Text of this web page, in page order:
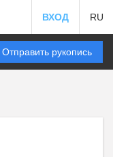
ВХОД RU
Отправить рукопись